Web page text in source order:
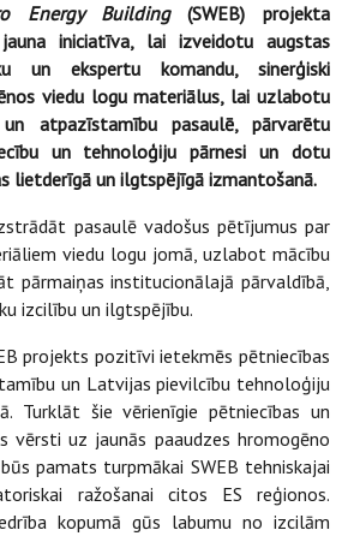
Energy Building(SWEB) projekta
iniciatīva, lai izveidotu augstas
un ekspertu komandu, sinerģiski
viedu logu materiālus, lai uzlabotu
atpazīstamību pasaulē, pārvarētu
un tehnoloģiju pārnesi un dotu
lietderīgā un ilgtspējīgā izmantošanā.
pasaulē vadošus pētījumus par
viedu logu jomā, uzlabot mācību
pārmaiņas institucionālajā pārvaldībā,
izcilību un ilgtspējību.
projekts pozitīvi ietekmēs pētniecības
un Latvijas pievilcību tehnoloģiju
Turklāt šie vērienīgie pētniecības un
vērsti uz jaunās paaudzes hromogēno
pamats turpmākai SWEB tehniskajai
ražošanai citos ES reģionos.
kopumā gūs labumu no izcilām